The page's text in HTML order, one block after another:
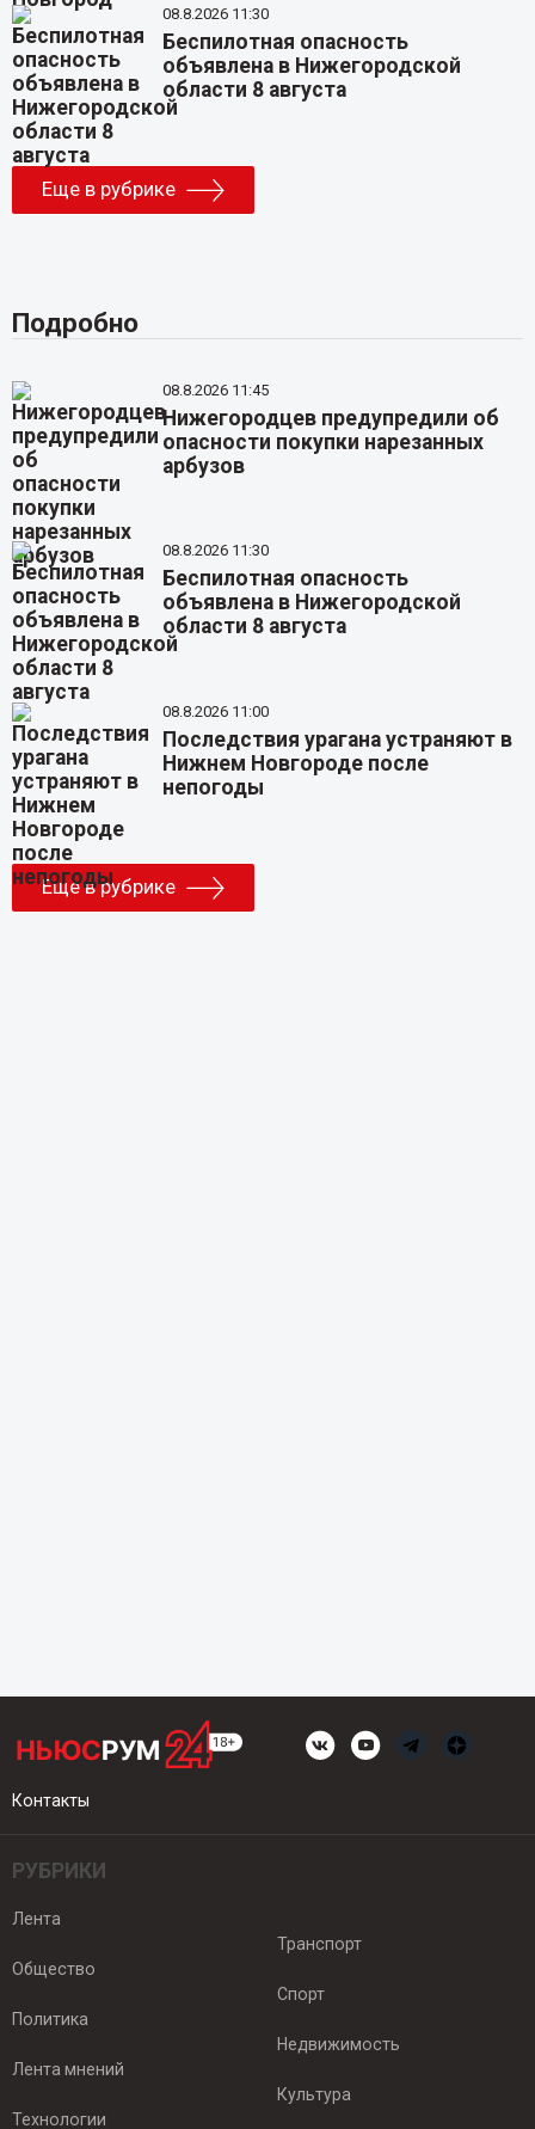
08.8.2026 11:30
Беспилотная опасность
объявлена в Нижегородской
области 8 августа
Еще в рубрике
Подробно
08.8.2026 11:45
Нижегородцев предупредили об
опасности покупки нарезанных
арбузов
08.8.2026 11:30
Беспилотная опасность
объявлена в Нижегородской
области 8 августа
08.8.2026 11:00
Последствия урагана устраняют в
Нижнем Новгороде после
непогоды
Еще в рубрике
Контакты
РУБРИКИ
Лента
Общество
Политика
Лента мнений
Технологии
Транспорт
Спорт
Недвижимость
Культура